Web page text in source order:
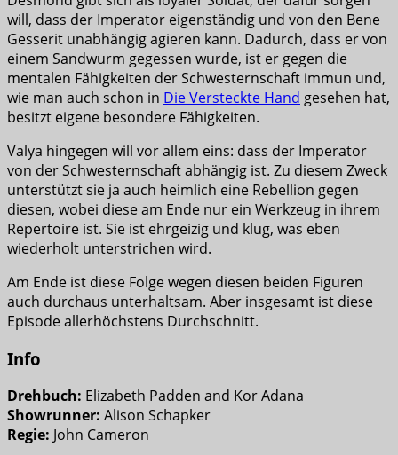
will, dass der Imperator eigenständig und von den Bene
Gesserit unabhängig agieren kann. Dadurch, dass er von
einem Sandwurm gegessen wurde, ist er gegen die
mentalen Fähigkeiten der Schwesternschaft immun und,
wie man auch schon in Die Versteckte Hand gesehen hat,
besitzt eigene besondere Fähigkeiten.
Valya hingegen will vor allem eins: dass der Imperator
von der Schwesternschaft abhängig ist. Zu diesem Zweck
unterstützt sie ja auch heimlich eine Rebellion gegen
diesen, wobei diese am Ende nur ein Werkzeug in ihrem
Repertoire ist. Sie ist ehrgeizig und klug, was eben
wiederholt unterstrichen wird.
Am Ende ist diese Folge wegen diesen beiden Figuren
auch durchaus unterhaltsam. Aber insgesamt ist diese
Episode allerhöchstens Durchschnitt.
Info
Drehbuch: Elizabeth Padden and Kor Adana
Showrunner: Alison Schapker
Regie: John Cameron